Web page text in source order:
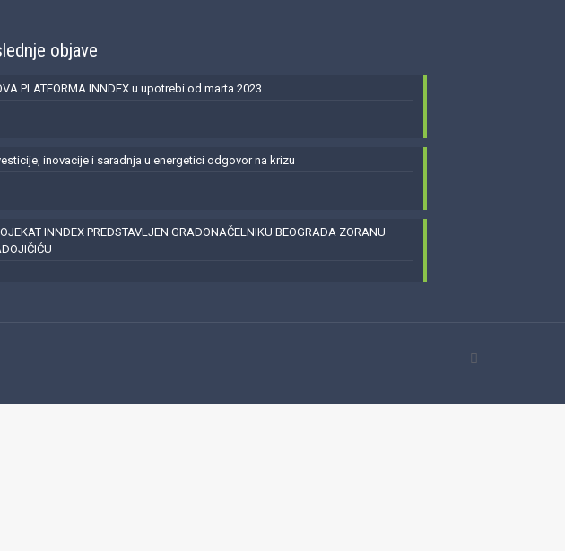
objave
PLATFORMA INNDEX u upotrebi od marta 2023.
inovacije i saradnja u energetici odgovor na krizu
INNDEX PREDSTAVLJEN GRADONAČELNIKU BEOGRADA ZORANU